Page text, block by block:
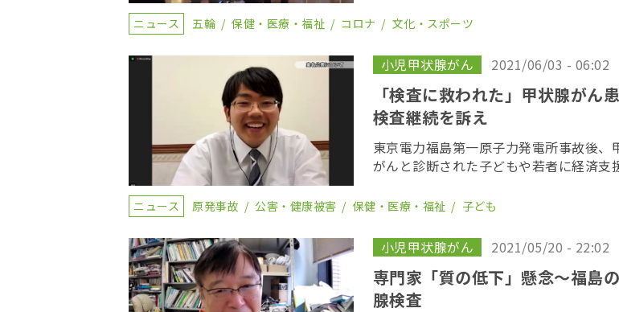
どの大会関係者が続々と入国している。
ル […]
ニュース 五輪 保健・医療・福祉 コロナ 文化・スポーツ
小児甲状腺がん 2021/06/03 - 06:02
「検査に救われた」甲状腺がん
検査継続を訴え
東京電力福島第一原子力発電所事故後、
がんと診断された子どもや若者に経済支
基金」が３１日、福島県の県民健康調査
の拡充を […]
ニュース 原発事故 公害・健康被害 保健・医療・福祉 子ども
小児甲状腺がん 2021/05/20 - 22:02
専門家「質の低下」懸念〜福島
腺検査